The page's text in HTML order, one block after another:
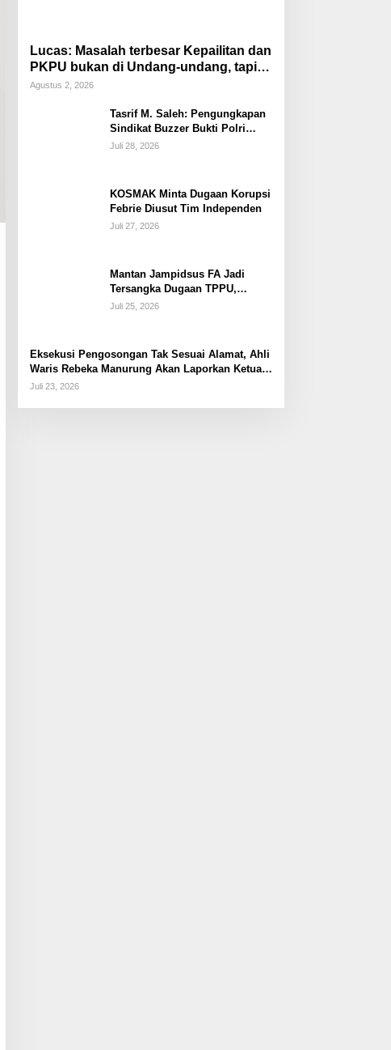
Lucas: Masalah terbesar Kepailitan dan
PKPU bukan di Undang-undang, tapi di
Hukum Acara!!!
Agustus 2, 2026
Tasrif M. Saleh: Pengungkapan
Sindikat Buzzer Bukti Polri
Makin Adaptif Hadapi Kejahatan
Juli 28, 2026
KOSMAK Minta Dugaan Korupsi
Febrie Diusut Tim Independen
Juli 27, 2026
Mantan Jampidsus FA Jadi
Tersangka Dugaan TPPU,
Ditahan di Rutan KPK
Juli 25, 2026
Eksekusi Pengosongan Tak Sesuai Alamat, Ahli
Waris Rebeka Manurung Akan Laporkan Ketua
PN Jaktim
Juli 23, 2026